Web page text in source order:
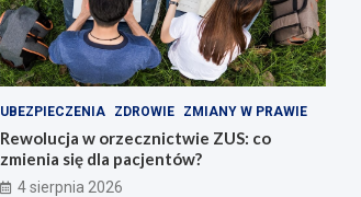
UBEZPIECZENIA ZDROWIE ZMIANY W PRAWIE
Rewolucja w orzecznictwie ZUS: co
zmienia się dla pacjentów?
4 sierpnia 2026